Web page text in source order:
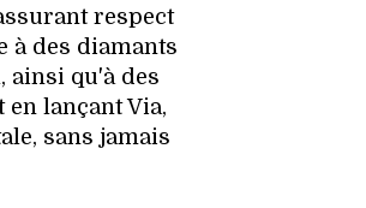
respect
à des diamants
ainsi qu'à des
lançant Via,
sans jamais